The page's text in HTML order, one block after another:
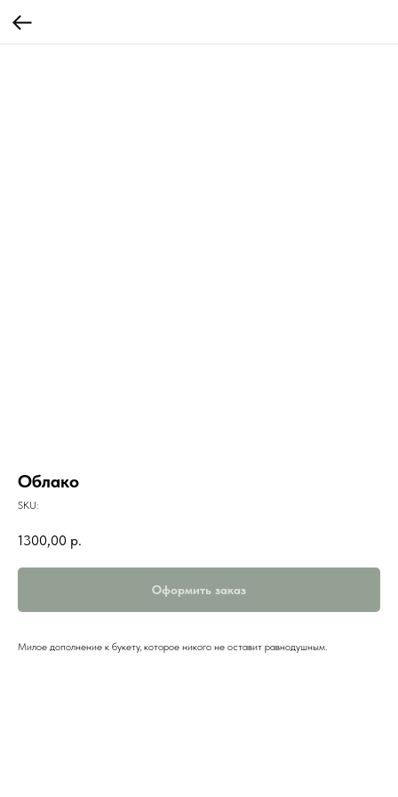
Облако
SKU:
1300,00 р.
Оформить заказ
Милое дополнение к букету, которое никого не оставит равнодушным.